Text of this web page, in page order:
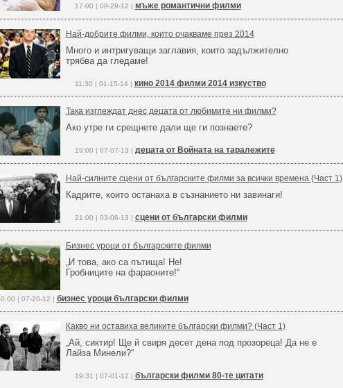
17:00 | 08-29-12 | мъже романтични филми
Най-добрите филми, които очакваме през 2014
Много и интригуващи заглавия, които задължително
трябва да гледаме!
11:30 | 01-15-14 | кино 2014 филми 2014 изкуство
Така изглеждат днес децата от любимите ни филми?
Ако утре ги срещнете дали ще ги познаете?
19:00 | 07-07-13 | децата от Войната на таралежите
Най-силните сцени от българските филми за всички времена (Част 1)
Кадрите, които останаха в съзнанието ни завинаги!
21:00 | 03-06-13 | сцени от български филми
Бизнес уроци от българските филми
„И това, ако са пътища! Не!
Гробниците на фараоните!“
| 07-20-12 | бизнес уроци български филми
Какво ни оставиха великите български филми? (Част 1)
„Ай, сиктир! Ще й свиря десет дена под прозореца! Да не е
Лайза Минели?“
19:31 | 07-01-12 | български филми 80-те цитати